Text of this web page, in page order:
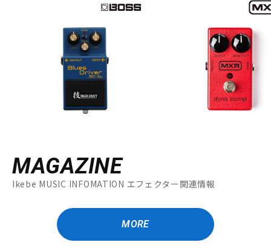
MAGAZINE
Ikebe MUSIC INFOMATION エフェクター関連情報
MORE